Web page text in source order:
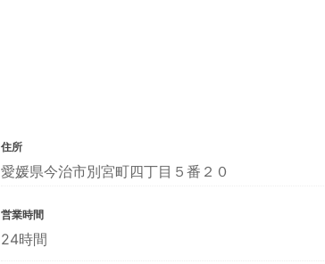
住所
愛媛県今治市別宮町四丁目５番２０
営業時間
24時間